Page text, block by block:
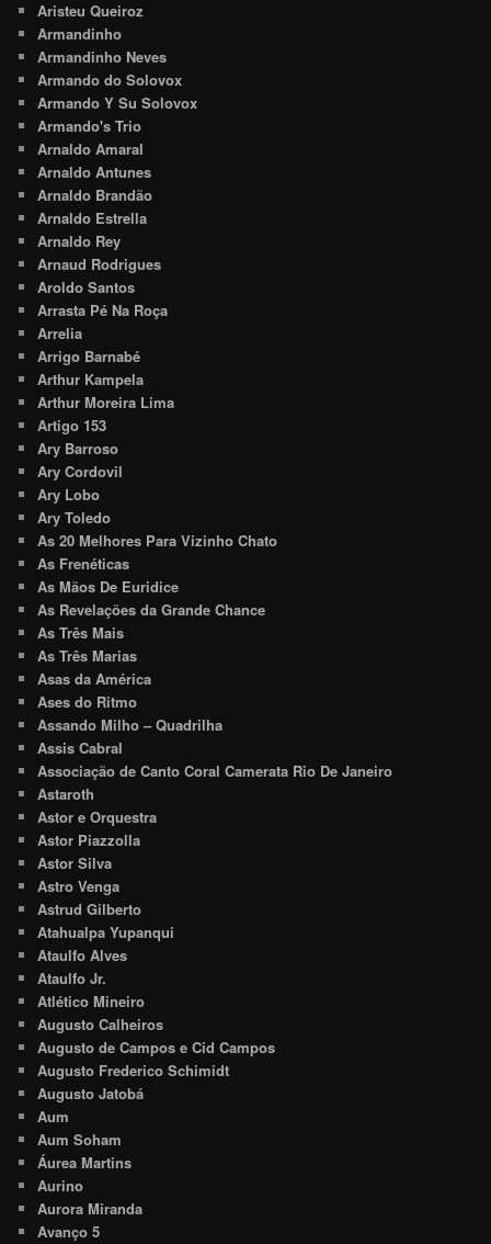
Aristeu Queiroz
Armandinho
Armandinho Neves
Armando do Solovox
Armando Y Su Solovox
Armando's Trio
Arnaldo Amaral
Arnaldo Antunes
Arnaldo Brandão
Arnaldo Estrella
Arnaldo Rey
Arnaud Rodrigues
Aroldo Santos
Arrasta Pé Na Roça
Arrelia
Arrigo Barnabé
Arthur Kampela
Arthur Moreira Lima
Artigo 153
Ary Barroso
Ary Cordovil
Ary Lobo
Ary Toledo
As 20 Melhores Para Vizinho Chato
As Frenéticas
As Mãos De Euridice
As Revelações da Grande Chance
As Três Mais
As Três Marias
Asas da América
Ases do Ritmo
Assando Milho – Quadrilha
Assis Cabral
Associação de Canto Coral Camerata Rio De Janeiro
Astaroth
Astor e Orquestra
Astor Piazzolla
Astor Silva
Astro Venga
Astrud Gilberto
Atahualpa Yupanqui
Ataulfo Alves
Ataulfo Jr.
Atlético Mineiro
Augusto Calheiros
Augusto de Campos e Cid Campos
Augusto Frederico Schimidt
Augusto Jatobá
Aum
Aum Soham
Áurea Martins
Aurino
Aurora Miranda
Avanço 5